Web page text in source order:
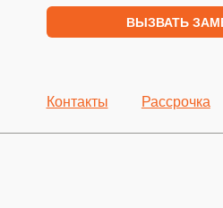
ВЫЗВАТЬ
Контакты Рассрочка